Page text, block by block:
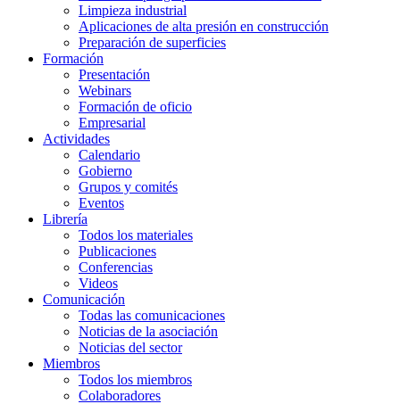
Limpieza industrial
Aplicaciones de alta presión en construcción
Preparación de superficies
Formación
Presentación
Webinars
Formación de oficio
Empresarial
Actividades
Calendario
Gobierno
Grupos y comités
Eventos
Librería
Todos los materiales
Publicaciones
Conferencias
Videos
Comunicación
Todas las comunicaciones
Noticias de la asociación
Noticias del sector
Miembros
Todos los miembros
Colaboradores